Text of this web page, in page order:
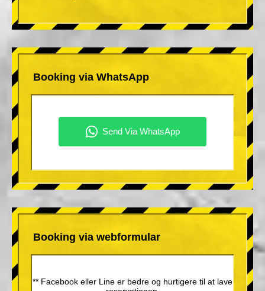
Booking via WhatsApp
Booking via webformular
** Facebook eller Line er bedre og hurtigere til at lave